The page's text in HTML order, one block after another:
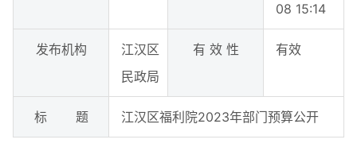
08 15:14
发布机构
江汉区
民政局
有 效 性 有效
标 题 江汉区福利院2023年部门预算公开